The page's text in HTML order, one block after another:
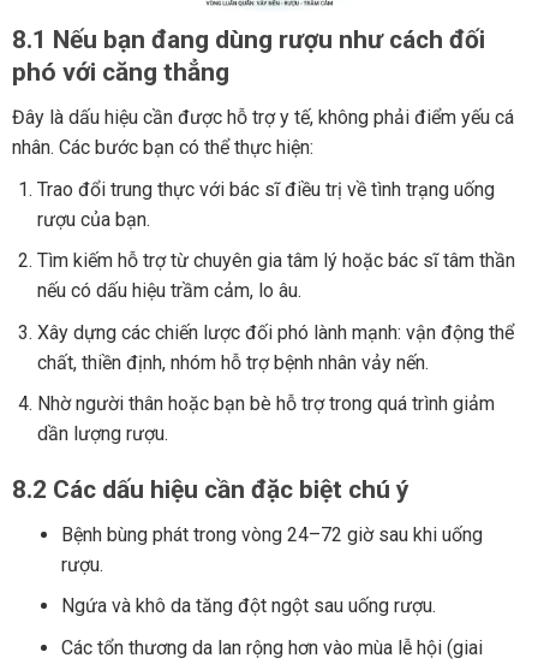
8.1 Nếu bạn đang dùng rượu như cách đối
phó với căng thẳng
Đây là dấu hiệu cần được hỗ trợ y tế, không phải điểm yếu cá
nhân. Các bước bạn có thể thực hiện:
Trao đổi trung thực với bác sĩ điều trị về tình trạng uống
rượu của bạn.
Tìm kiếm hỗ trợ từ chuyên gia tâm lý hoặc bác sĩ tâm thần
nếu có dấu hiệu trầm cảm, lo âu.
Xây dựng các chiến lược đối phó lành mạnh: vận động thể
chất, thiền định, nhóm hỗ trợ bệnh nhân vảy nến.
Nhờ người thân hoặc bạn bè hỗ trợ trong quá trình giảm
dần lượng rượu.
8.2 Các dấu hiệu cần đặc biệt chú ý
Bệnh bùng phát trong vòng 24–72 giờ sau khi uống
rượu.
Ngứa và khô da tăng đột ngột sau uống rượu.
Các tổn thương da lan rộng hơn vào mùa lễ hội (giai